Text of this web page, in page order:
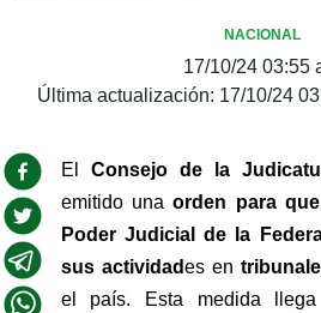
NACIONAL
17/10/24 03:55
Última actualización: 17/10/24
El Consejo de la
emitido una orden para
Poder Judicial de la
sus actividades en
el país. Esta medida